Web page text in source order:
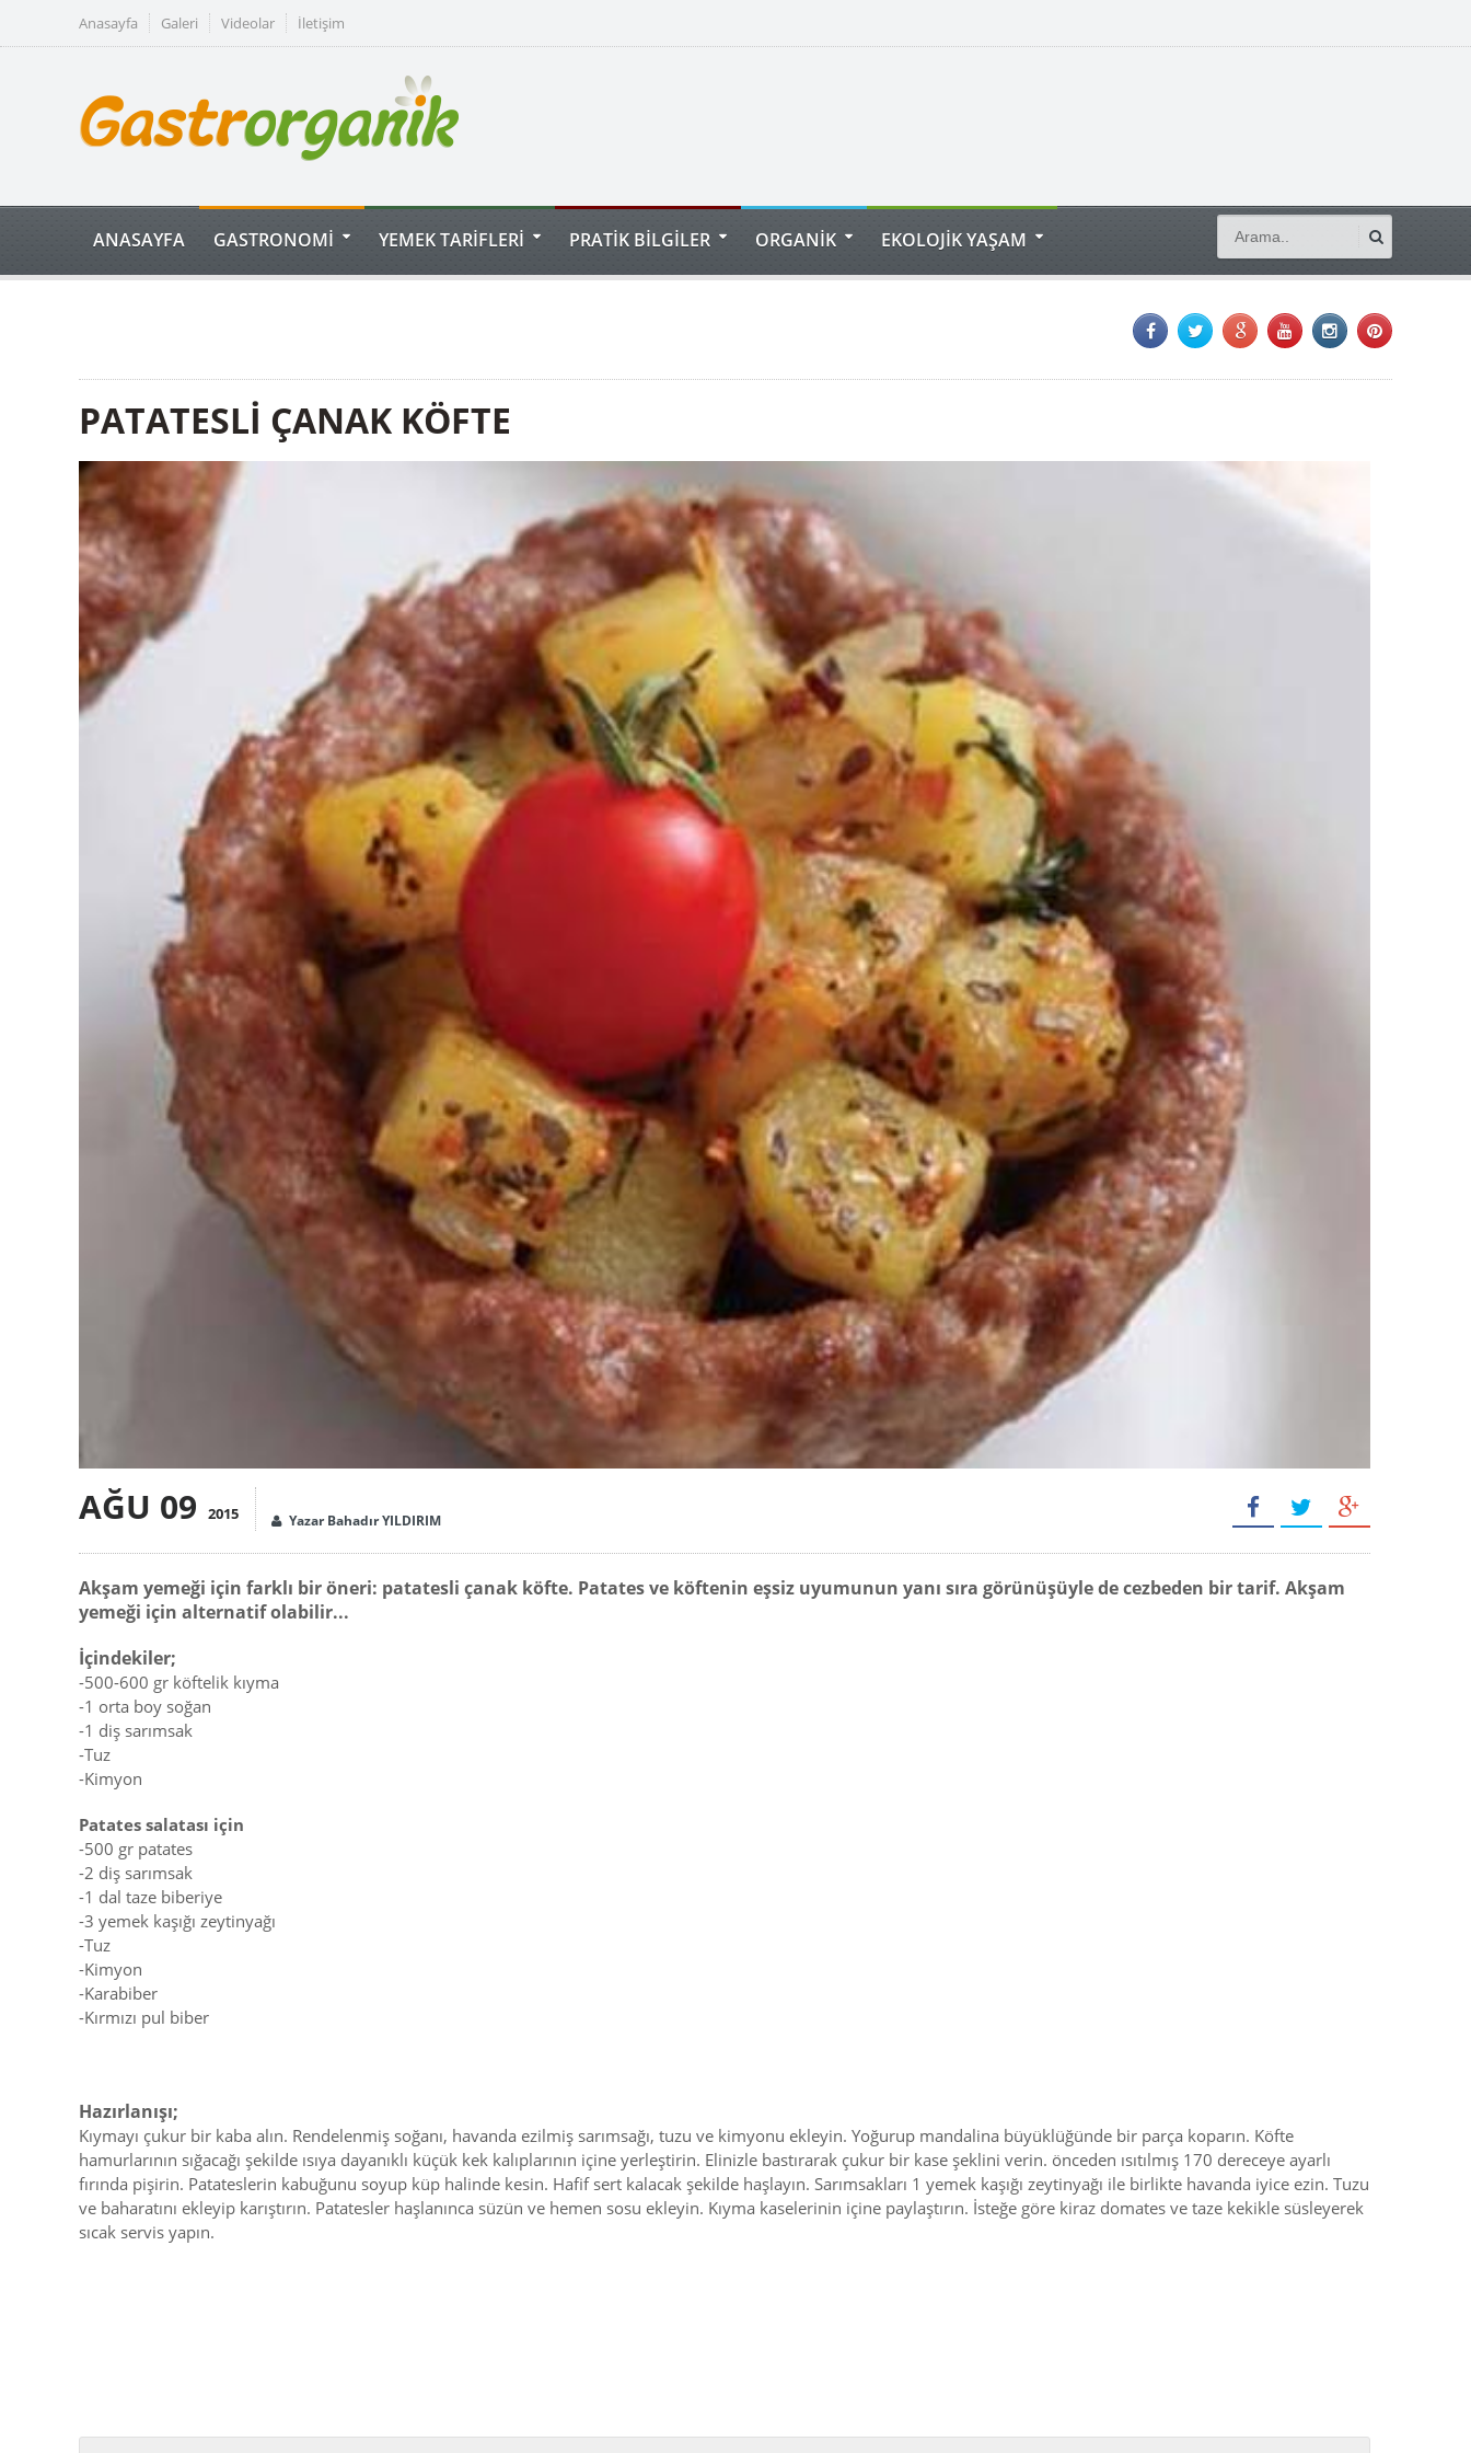
Anasayfa Galeri Videolar İletişim
ANASAYFA GASTRONOMİ YEMEK TARİFLERİ PRATİK BİLGİLER ORGANİK EKOLOJİK YAŞAM
PATATESLİ ÇANAK KÖFTE
AĞU 09 2015 Yazar Bahadır YILDIRIM
Akşam yemeği için farklı bir öneri: patatesli çanak köfte. Patates ve köftenin eşsiz uyumunun yanı sıra görünüşüyle de cezbeden bir tarif. Akşam
yemeği için alternatif olabilir...
İçindekiler;
-500-600 gr köftelik kıyma
-1 orta boy soğan
-1 diş sarımsak
-Tuz
-Kimyon
Patates salatası için
-500 gr patates
-2 diş sarımsak
-1 dal taze biberiye
-3 yemek kaşığı zeytinyağı
-Tuz
-Kimyon
-Karabiber
-Kırmızı pul biber
Hazırlanışı;
Kıymayı çukur bir kaba alın. Rendelenmiş soğanı, havanda ezilmiş sarımsağı, tuzu ve kimyonu ekleyin. Yoğurup mandalina büyüklüğünde bir parça koparın. Köfte
hamurlarının sığacağı şekilde ısıya dayanıklı küçük kek kalıplarının içine yerleştirin. Elinizle bastırarak çukur bir kase şeklini verin. önceden ısıtılmış 170 dereceye ayarlı
fırında pişirin. Patateslerin kabuğunu soyup küp halinde kesin. Hafif sert kalacak şekilde haşlayın. Sarımsakları 1 yemek kaşığı zeytinyağı ile birlikte havanda iyice ezin. Tuzu
ve baharatını ekleyip karıştırın. Patatesler haşlanınca süzün ve hemen sosu ekleyin. Kıyma kaselerinin içine paylaştırın. İsteğe göre kiraz domates ve taze kekikle süsleyerek
sıcak servis yapın.